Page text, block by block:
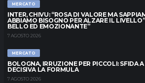
MERCATO
INTER, CHIVU: “ROSA DI VALORE MA
ABBIAMO BISOGNO PER ALZARE IL LIVELLO”.
BELLO ED EMOZIONANTE”
7 AGOSTO 2026
MERCATO
BOLOGNA, IRRUZIONE PER PICCOLI: SFIDA A
DECISIVA LA FORMULA
7 AGOSTO 2026